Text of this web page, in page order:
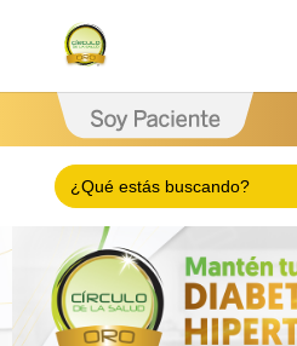
Search
for: